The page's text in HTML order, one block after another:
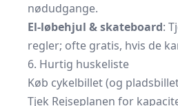
nødudgange.
El-løbehjul & skateboard:
regler; ofte gratis, hvis de
6. Hurtig huskeliste
Køb cykelbillet (og
Tjek Rejseplanen for